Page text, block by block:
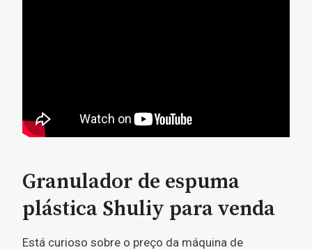
Granulador de espuma
plástica Shuliy para venda
Está curioso sobre o preço da máquina de